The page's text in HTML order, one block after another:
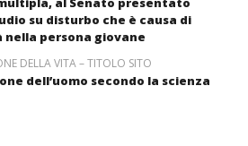
su disturbo che è causa di
nella persona giovane
DELLA VITA – TITOLO SITO
dell’uomo secondo la scienza